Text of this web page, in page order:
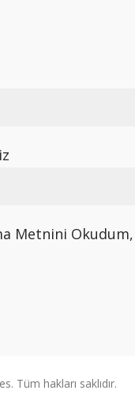
Metnini
Tüm hakları saklıdır.